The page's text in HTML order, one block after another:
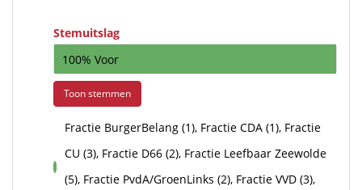
Stemuitslag
100% Voor
Toon stemmen
voor
Fractie BurgerBelang (1), Fractie CDA (1), Fractie
CU (3), Fractie D66 (2), Fractie Leefbaar Zeewolde
(5), Fractie PvdA/GroenLinks (2), Fractie VVD (3),